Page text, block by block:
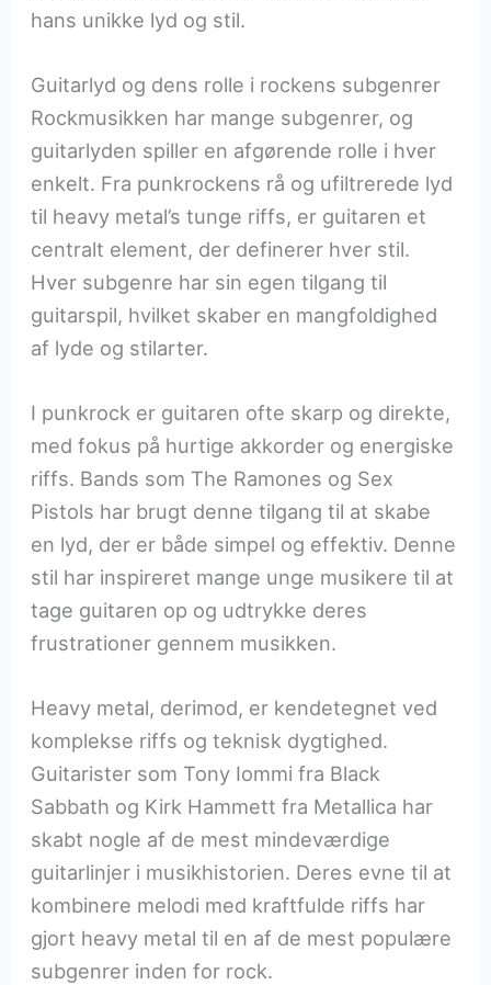
hans unikke lyd og stil.
Guitarlyd og dens rolle i rockens subgenrer
Rockmusikken har mange subgenrer, og
guitarlyden spiller en afgørende rolle i hver
enkelt. Fra punkrockens rå og ufiltrerede lyd
til heavy metal’s tunge riffs, er guitaren et
centralt element, der definerer hver stil.
Hver subgenre har sin egen tilgang til
guitarspil, hvilket skaber en mangfoldighed
af lyde og stilarter.
I punkrock er guitaren ofte skarp og direkte,
med fokus på hurtige akkorder og energiske
riffs. Bands som The Ramones og Sex
Pistols har brugt denne tilgang til at skabe
en lyd, der er både simpel og effektiv. Denne
stil har inspireret mange unge musikere til at
tage guitaren op og udtrykke deres
frustrationer gennem musikken.
Heavy metal, derimod, er kendetegnet ved
komplekse riffs og teknisk dygtighed.
Guitarister som Tony Iommi fra Black
Sabbath og Kirk Hammett fra Metallica har
skabt nogle af de mest mindeværdige
guitarlinjer i musikhistorien. Deres evne til at
kombinere melodi med kraftfulde riffs har
gjort heavy metal til en af de mest populære
subgenrer inden for rock.